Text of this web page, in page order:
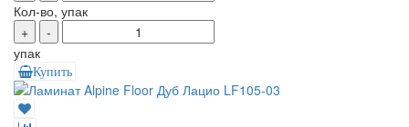
Кол-во, упак
+
-
упак
Купить